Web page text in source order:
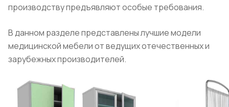
производству предъявляют особые требования.
В данном разделе представлены лучшие модели
медицинской мебели от ведущих отечественных и
зарубежных производителей.